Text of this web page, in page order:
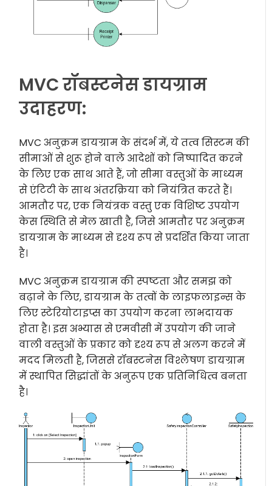
MVC रॉबस्टनेस डायग्राम
उदाहरण:
MVC अनुक्रम डायग्राम के संदर्भ में, ये तत्व सिस्टम की
सीमाओं से शुरू होने वाले आदेशों को निष्पादित करने
के लिए एक साथ आते हैं, जो सीमा वस्तुओं के माध्यम
से एंटिटी के साथ अंतरक्रिया को नियंत्रित करते हैं।
आमतौर पर, एक नियंत्रक वस्तु एक विशिष्ट उपयोग
केस स्थिति से मेल खाती है, जिसे आमतौर पर अनुक्रम
डायग्राम के माध्यम से दृश्य रूप से प्रदर्शित किया जाता
है।
MVC अनुक्रम डायग्राम की स्पष्टता और समझ को
बढ़ाने के लिए, डायग्राम के तत्वों के लाइफलाइन्स के
लिए स्टेरियोटाइप्स का उपयोग करना लाभदायक
होता है। इस अभ्यास से एमवीसी में उपयोग की जाने
वाली वस्तुओं के प्रकार को दृश्य रूप से अलग करने में
मदद मिलती है, जिससे रॉबस्टनेस विश्लेषण डायग्राम
में स्थापित सिद्धांतों के अनुरूप एक प्रतिनिधित्व बनता
है।